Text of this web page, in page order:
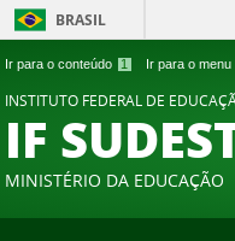
Ir para o conteúdo 1 Ir para o menu
BRASIL
INSTITUTO FEDERAL DE
IF
MINISTÉRIO DA EDUCAÇÃO